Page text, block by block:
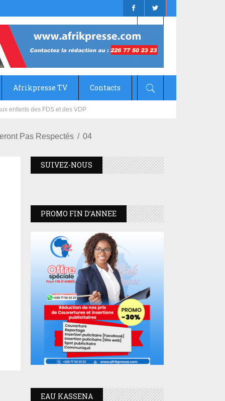
Afrikpresse TV Contacts
Pas Respectés 04
SUIVEZ-NOUS
PROMO FIN D’ANNEE
EAU KASSENA